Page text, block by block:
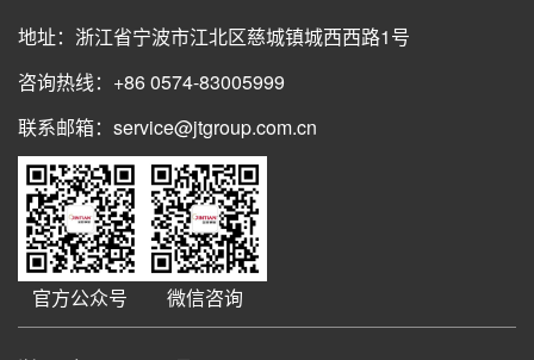
地址：浙江省宁波市江北区慈城镇城西西路1号
咨询热线：+86 0574-83005999
联系邮箱：service@jtgroup.com.cn
官方公众号 微信咨询